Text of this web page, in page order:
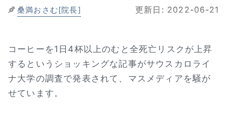
桑満おさむ[院長] 更新日: 2022-06-21
コーヒーを1日4杯以上のむと全死亡リスクが上昇
するというショッキングな記事がサウスカロライ
ナ大学の調査で発表されて、マスメディアを騒が
せています。